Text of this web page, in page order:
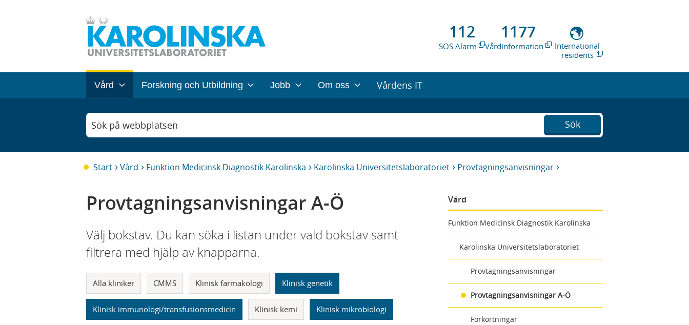
112
SOS Alarm
1177
Vårdinformation
International
residents
Vård Forskning och Utbildning Jobb Om oss Vårdens IT
Sök på webbplatsen Sök
Start Vård Funktion Medicinsk Diagnostik Karolinska Karolinska Universitetslaboratoriet Provtagningsanvisningar
Vård
Funktion Medicinsk Diagnostik Karolinska
Karolinska Universitetslaboratoriet
Provtagningsanvisningar
Provtagningsanvisningar A-Ö
Förkortningar
Provtagningsanvisningar A-Ö
Välj bokstav. Du kan söka i listan under vald bokstav samt
filtrera med hjälp av knapparna.
Alla kliniker CMMS Klinisk farmakologi Klinisk genetik
Klinisk immunologi/transfusionsmedicin Klinisk kemi Klinisk mikrobiologi